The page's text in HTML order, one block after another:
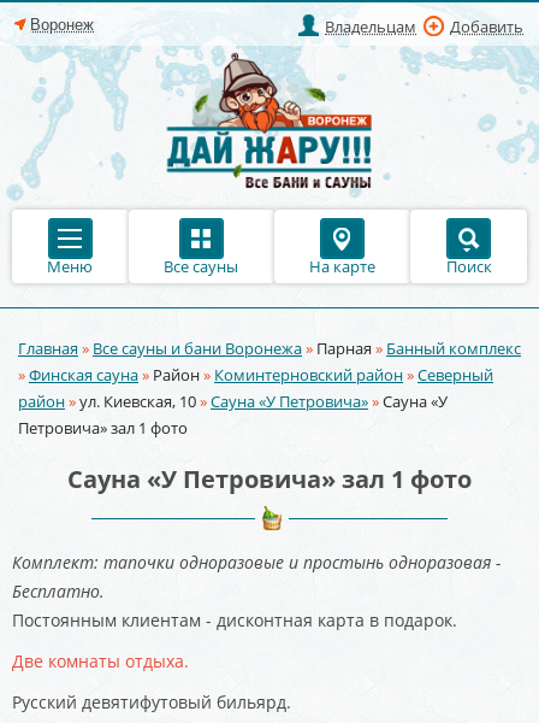
Владельцам Добавить
Меню Все сауны На карте Поиск
Вы здесь
Главная» Все сауны и бани Воронежа» Парная» Банный комплекс
»Финская сауна» Район» Коминтерновский район»Северный
район»ул. Киевская, 10»Сауна «У Петровича»»Сауна «У
Петровича» зал 1 фото
Сауна «У Петровича» зал 1 фото
Комплект: тапочки одноразовые и простынь одноразовая -
Бесплатно.
Постоянным клиентам - дисконтная карта в подарок.
Две комнаты отдыха.
Русский девятифутовый бильярд.